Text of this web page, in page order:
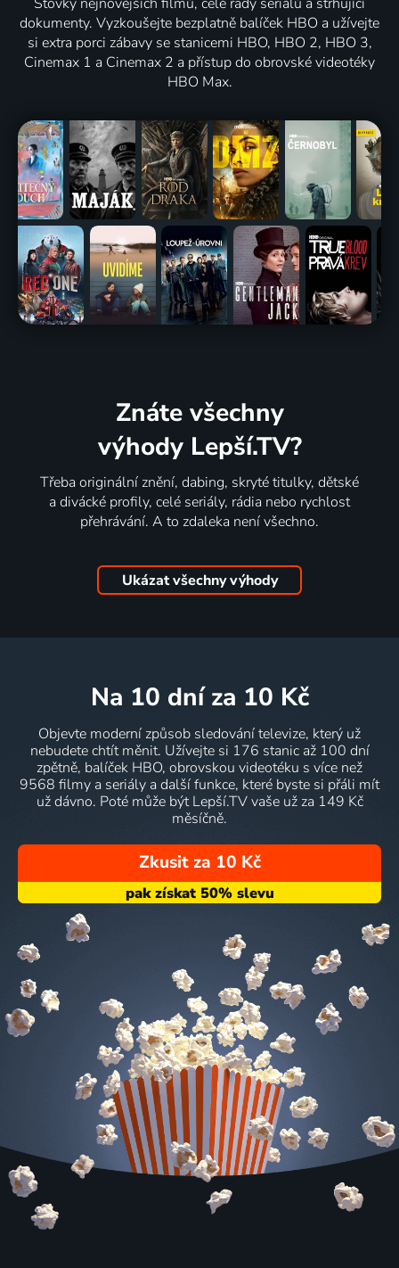
dokumenty. Vyzkoušejte bezplatně balíček HBO a užívejte
si extra porci zábavy se stanicemi HBO, HBO 2, HBO 3,
Cinemax 1 a Cinemax 2 a přístup do obrovské videotéky
HBO Max.
Znáte všechny
výhody Lepší.TV?
Třeba originální znění, dabing, skryté titulky, dětské
a divácké profily, celé seriály, rádia nebo rychlost
přehrávání. A to zdaleka není všechno.
Ukázat všechny výhody
na 10 dní za 10 Kč
Objevte moderní způsob sledování televize, který už
nebudete chtít měnit. Užívejte si 176 stanic až 100 dní
zpětně, balíček HBO, obrovskou videotéku s více než
9568 filmy a seriály a další funkce, které byste si přáli mít
už dávno. Poté může být Lepší.TV vaše už za 149 Kč
měsíčně.
Zkusit za 10 Kč